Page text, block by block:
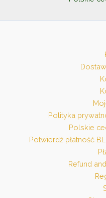
Polityka
Polskie
Potwierdź płatność
Refund